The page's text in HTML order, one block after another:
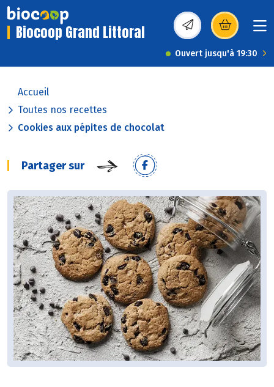
Biocoop Grand Littoral (s’ouvre dans une
Ouvert jusqu'à 19:30
Accueil
Toutes nos recettes
Cookies aux pépites de chocolat
Partager sur